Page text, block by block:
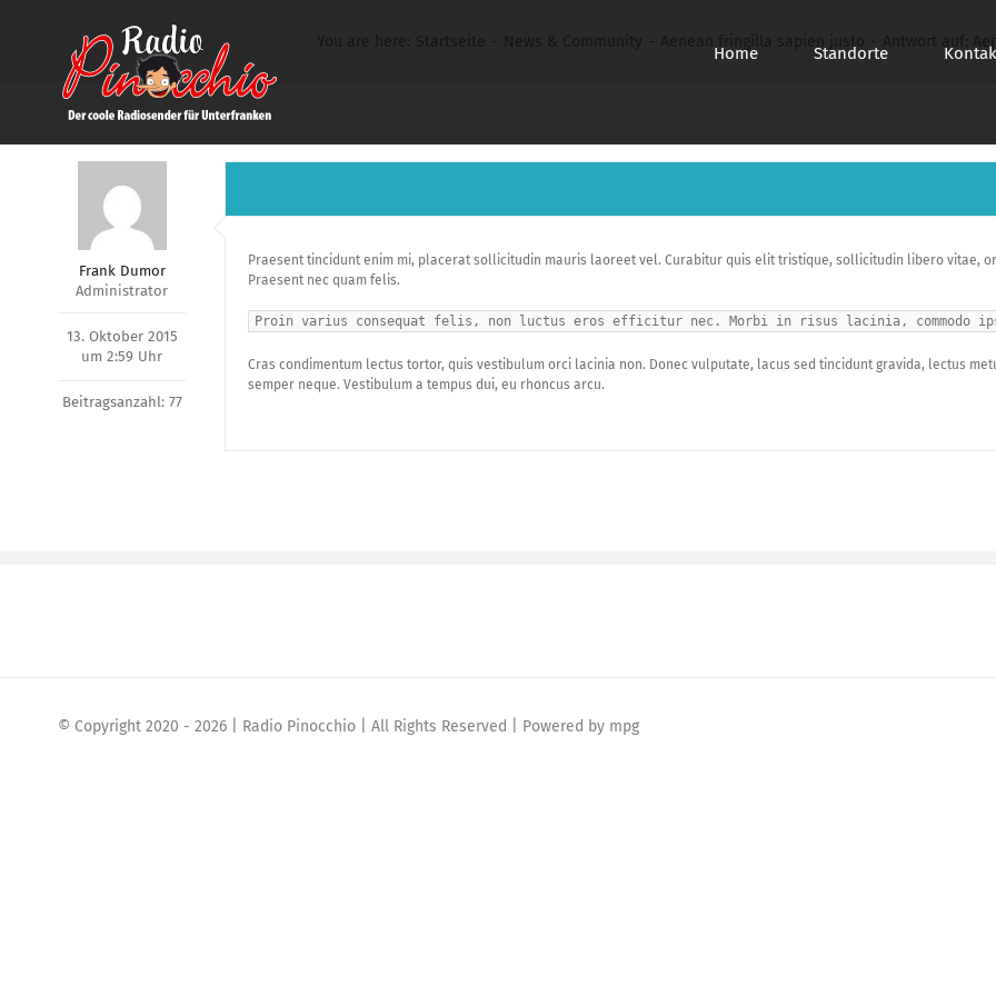
Home Standorte
Antwort auf:
Frank Dumor
Administrator
13. Oktober 2015
um 2:59 Uhr
Beitragsanzahl: 77
Praesent tincidunt enim mi, placerat sollicitudin mauris laoreet vel. Curabitur quis elit tristique, sollicitudin libero vitae,
Praesent nec quam felis.
Proin varius consequat felis, non luctus eros efficitur nec. Morbi in risus lacinia, commodo
Cras condimentum lectus tortor, quis vestibulum orci lacinia non. Donec vulputate, lacus sed tincidunt gravida, lectus
semper neque. Vestibulum a tempus dui, eu rhoncus arcu.
© Copyright 2020 - 2026 | Radio Pinocchio | All Rights Reserved | Powered by mpg